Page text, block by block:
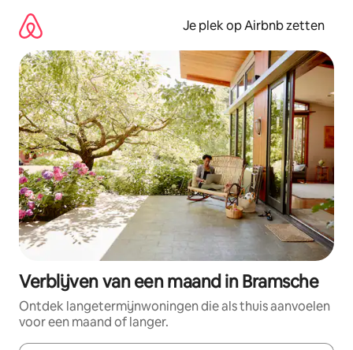
direct
naar
inhoud
Je plek op Airbnb zetten
Verblijven van een maand in Bramsche
Ontdek langetermijnwoningen die als thuis aanvoelen
voor een maand of langer.